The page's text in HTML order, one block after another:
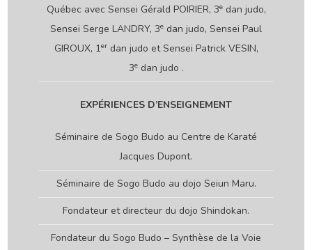
Québec avec Sensei Gérald POIRIER, 3edan judo,
Sensei Serge LANDRY, 3e dan judo, Sensei Paul
GIROUX, 1erdan judo et Sensei Patrick VESIN,
3edan judo .
EXPÉRIENCES D’ENSEIGNEMENT
Séminaire de Sogo Budo au Centre de Karaté
Jacques Dupont.
Séminaire de Sogo Budo au dojo Seiun Maru.
Fondateur et directeur du dojo Shindokan.
Fondateur du Sogo Budo – Synthèse de la Voie